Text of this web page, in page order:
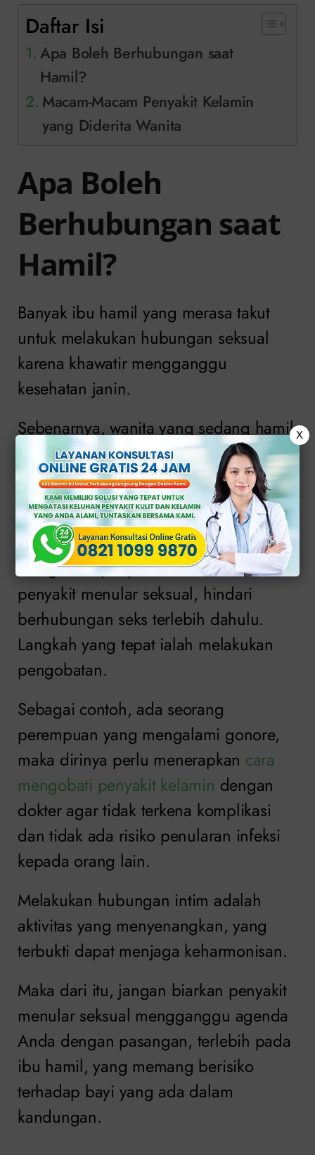
Daftar Isi
Apa Boleh Berhubungan saat
Hamil?
Macam-Macam Penyakit Kelamin
yang Diderita Wanita
Apa Boleh
Berhubungan saat
Hamil?
Banyak ibu hamil yang merasa takut
untuk melakukan hubungan seksual
karena khawatir mengganggu
kesehatan janin.
Sebenarnya, wanita yang sedang hamil
boleh melakukan hubungan intim
selama menerapkannya dengan tepat
dan sesuai aturan.
Namun, wanita hamil yang sedang
mengalami penyakit kelamin atau
penyakit menular seksual, hindari
berhubungan seks terlebih dahulu.
Langkah yang tepat ialah melakukan
pengobatan.
Sebagai contoh, ada seorang
perempuan yang mengalami gonore,
maka dirinya perlu menerapkan cara
mengobati penyakit kelamin dengan
dokter agar tidak terkena komplikasi
dan tidak ada risiko penularan infeksi
kepada orang lain.
Melakukan hubungan intim adalah
aktivitas yang menyenangkan, yang
terbukti dapat menjaga keharmonisan.
Maka dari itu, jangan biarkan penyakit
menular seksual mengganggu agenda
Anda dengan pasangan, terlebih pada
ibu hamil, yang memang berisiko
terhadap bayi yang ada dalam
kandungan.
X